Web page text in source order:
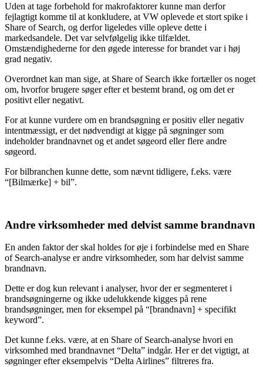
Uden at tage forbehold for makrofaktorer kunne man derfor
fejlagtigt komme til at konkludere, at VW oplevede et stort spike i
Share of Search, og derfor ligeledes ville opleve dette i
markedsandele. Det var selvfølgelig ikke tilfældet.
Omstændighederne for den øgede interesse for brandet var i høj
grad negativ.
Overordnet kan man sige, at Share of Search ikke fortæller os noget
om, hvorfor brugere søger efter et bestemt brand, og om det er
positivt eller negativt.
For at kunne vurdere om en brandsøgning er positiv eller negativ
intentmæssigt, er det nødvendigt at kigge på søgninger som
indeholder brandnavnet og et andet søgeord eller flere andre
søgeord.
For bilbranchen kunne dette, som nævnt tidligere, f.eks. være
“[Bilmærke] + bil”.
Andre virksomheder med delvist samme brandnavn
En anden faktor der skal holdes for øje i forbindelse med en Share
of Search-analyse er andre virksomheder, som har delvist samme
brandnavn.
Dette er dog kun relevant i analyser, hvor der er segmenteret i
brandsøgningerne og ikke udelukkende kigges på rene
brandsøgninger, men for eksempel på “[brandnavn] + specifikt
keyword”.
Det kunne f.eks. være, at en Share of Search-analyse hvori en
virksomhed med brandnavnet “Delta” indgår. Her er det vigtigt, at
søgninger efter eksempelvis “Delta Airlines” filtreres fra.